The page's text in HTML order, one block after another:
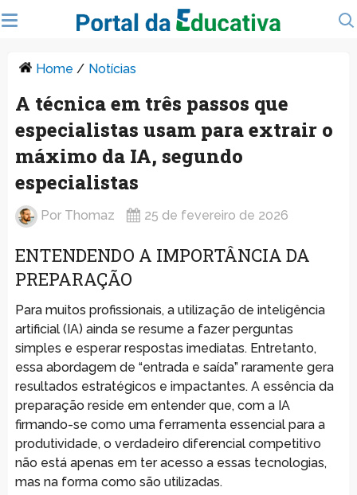
Home / Notícias
A técnica em três passos que
especialistas usam para extrair o
máximo da IA, segundo
especialistas
Por Thomaz 25 de fevereiro de 2026
ENTENDENDO A IMPORTÂNCIA DA
PREPARAÇÃO
Para muitos profissionais, a utilização de inteligência
artificial (IA) ainda se resume a fazer perguntas
simples e esperar respostas imediatas. Entretanto,
essa abordagem de “entrada e saída” raramente gera
resultados estratégicos e impactantes. A essência da
preparação reside em entender que, com a IA
firmando-se como uma ferramenta essencial para a
produtividade, o verdadeiro diferencial competitivo
não está apenas em ter acesso a essas tecnologias,
mas na forma como são utilizadas.